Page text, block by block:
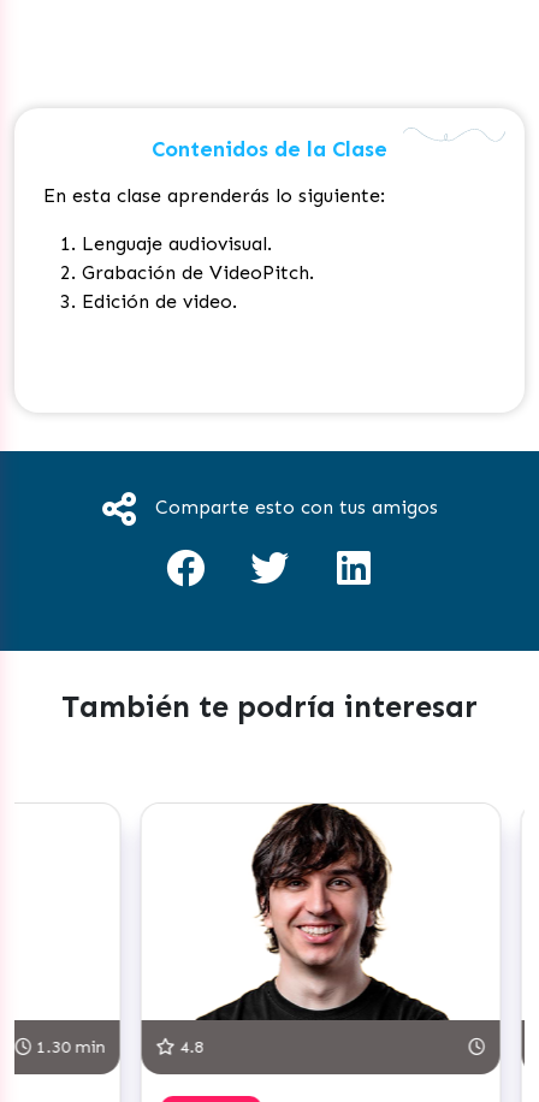
Contenidos de la Clase
En esta clase aprenderás lo siguiente:
Lenguaje audiovisual.
Grabación de VideoPitch.
Edición de video.
Comparte esto con tus amigos
También te podría interesar
min 4.8